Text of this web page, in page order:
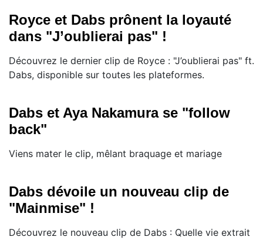
Royce et Dabs prônent la loyauté
dans "J’oublierai pas" !
Découvrez le dernier clip de Royce : "J’oublierai pas" ft.
Dabs, disponible sur toutes les plateformes.
Dabs et Aya Nakamura se "follow
back"
Viens mater le clip, mêlant braquage et mariage
Dabs dévoile un nouveau clip de
"Mainmise" !
Découvrez le nouveau clip de Dabs : Quelle vie extrait